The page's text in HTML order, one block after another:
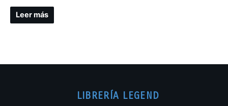
Leer más
LIBRERÍA LEGEND